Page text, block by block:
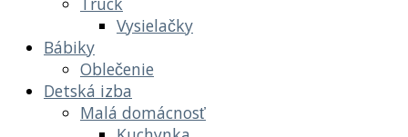
Vysielačky
Bábiky
Oblečenie
Detská izba
Malá domácnosť